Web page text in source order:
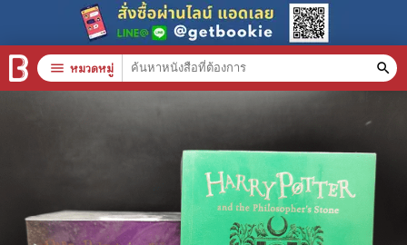
menu หมวดหมู่ search
หมวดหมู่สินค้า clear
stars สินค้าใช้เฉพาะแต้มเท่านั้น